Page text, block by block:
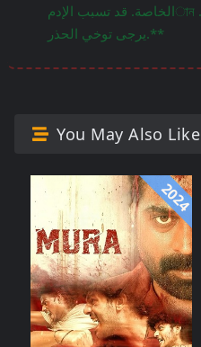
الخاصة. قد تسبب الإدمান وتؤدي إلى خسائر مالية كبيرة.
يرجى توخي الحذر.**
You May Also Like
2024